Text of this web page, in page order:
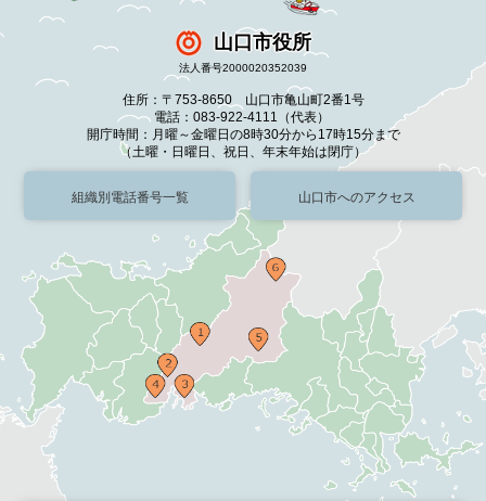
山口市役所
法人番号2000020352039
住所：〒753-8650 山口市亀山町2番1号
電話：083-922-4111（代表）
開庁時間：月曜～金曜日の8時30分から17時15分まで
（土曜・日曜日、祝日、年末年始は閉庁）
組織別電話番号一覧 山口市へのアクセス